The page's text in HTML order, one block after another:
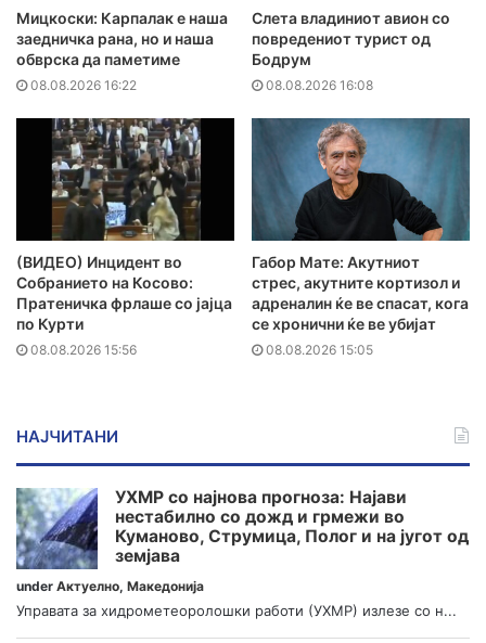
Мицкоски: Карпалак е наша
заедничка рана, но и наша
обврска да паметиме
08.08.2026 16:22
Слета владиниот авион со
повредениот турист од
Бодрум
08.08.2026 16:08
(ВИДЕО) Инцидент во
Собранието на Косово:
Пратеничка фрлаше со јајца
по Курти
08.08.2026 15:56
Габор Мате: Акутниот
стрес, акутните кортизол и
адреналин ќе ве спасат, кога
се хронични ќе ве убијат
08.08.2026 15:05
НАЈЧИТАНИ
УХМР со најнова прогноза: Најави
нестабилно со дожд и грмежи во
Куманово, Струмица, Полог и на југот од
земјава
under Актуелно, Македонија
Управата за хидрометеоролошки работи (УХМР) излезе со н...